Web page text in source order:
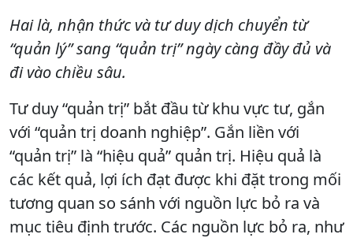
Hai là, nhận thức và tư duy dịch chuyển từ
“quản lý” sang “quản trị” ngày càng đầy đủ và
đi vào chiều sâu.
Tư duy “quản trị” bắt đầu từ khu vực tư, gắn
với “quản trị doanh nghiệp”. Gắn liền với
“quản trị” là “hiệu quả” quản trị. Hiệu quả là
các kết quả, lợi ích đạt được khi đặt trong mối
tương quan so sánh với nguồn lực bỏ ra và
mục tiêu định trước. Các nguồn lực bỏ ra, như